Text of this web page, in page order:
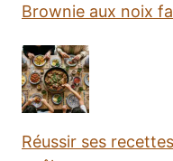
Brownie aux noix
Réussir ses